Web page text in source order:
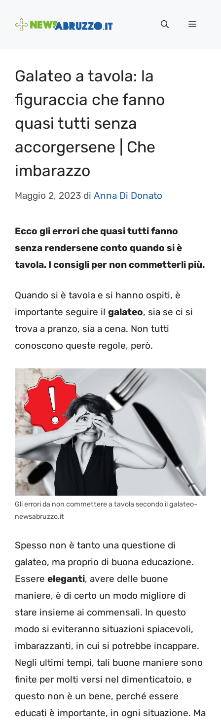
Menu
Galateo a tavola: la
figuraccia che fanno
quasi tutti senza
accorgersene | Che
imbarazzo
Maggio 2, 2023 di Anna Di Donato
Ecco gli errori che quasi tutti fanno
senza rendersene conto quando si è
tavola. I consigli per non commetterli più.
Quando si è tavola e si hanno ospiti, è
importante seguire il galateo, sia se ci si
trova a pranzo, sia a cena. Non tutti
conoscono queste regole, però.
Gli errori da non commettere a tavola secondo il galateo-
newsabruzzo.it
Spesso non è tanto una questione di
galateo, ma proprio di buona educazione.
Essere eleganti, avere delle buone
maniere, è di certo un modo migliore di
stare insieme ai commensali. In questo
modo si eviteranno situazioni spiacevoli,
imbarazzanti, in cui si potrebbe incappare.
Negli ultimi tempi, tali buone maniere sono
finite per molti versi nel dimenticatoio, e
questo non è un bene, perché essere
educati è importante, in ogni situazione. Ma